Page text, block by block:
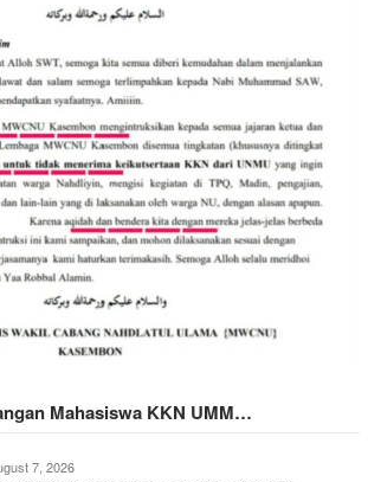
Mahasiswa KKN UMM…
7, 2026